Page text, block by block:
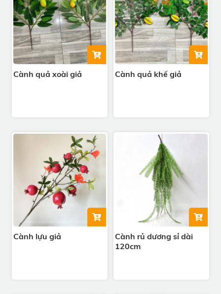
Cành quả xoài giả Cành quả khế giả
Cành lựu giả
Cành rủ dương sỉ dài
120cm